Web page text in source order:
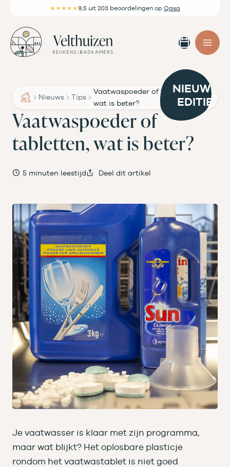
inhoud
★★★★★9,5 uit 203 beoordelingen op Qasa
maken
Nieuws Tips
Vaatwaspoeder of tabletten,
wat is beter?
Vaatwaspoeder of
tabletten, wat is beter?
5 minuten leestijd Deel dit artikel
Je vaatwasser is klaar met zijn programma,
maar wat blijkt? Het oplosbare plasticje
rondom het vaatwastablet is niet goed
NIEUWE
EDITIE